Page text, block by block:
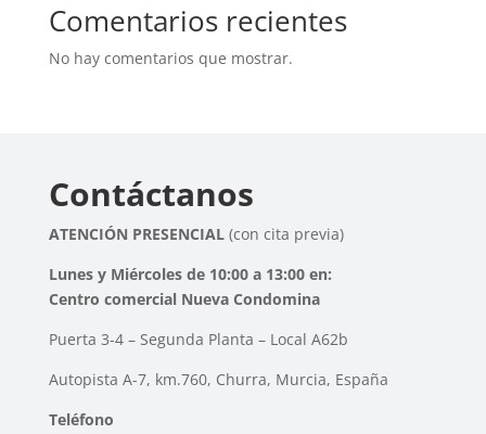
Comentarios recientes
No hay comentarios que mostrar.
Contáctanos
ATENCIÓN PRESENCIAL (con cita previa)
Lunes y Miércoles de 10:00 a 13:00 en:
Centro comercial Nueva Condomina
Puerta 3-4 – Segunda Planta – Local A62b
Autopista A-7, km.760, Churra, Murcia, España
Teléfono